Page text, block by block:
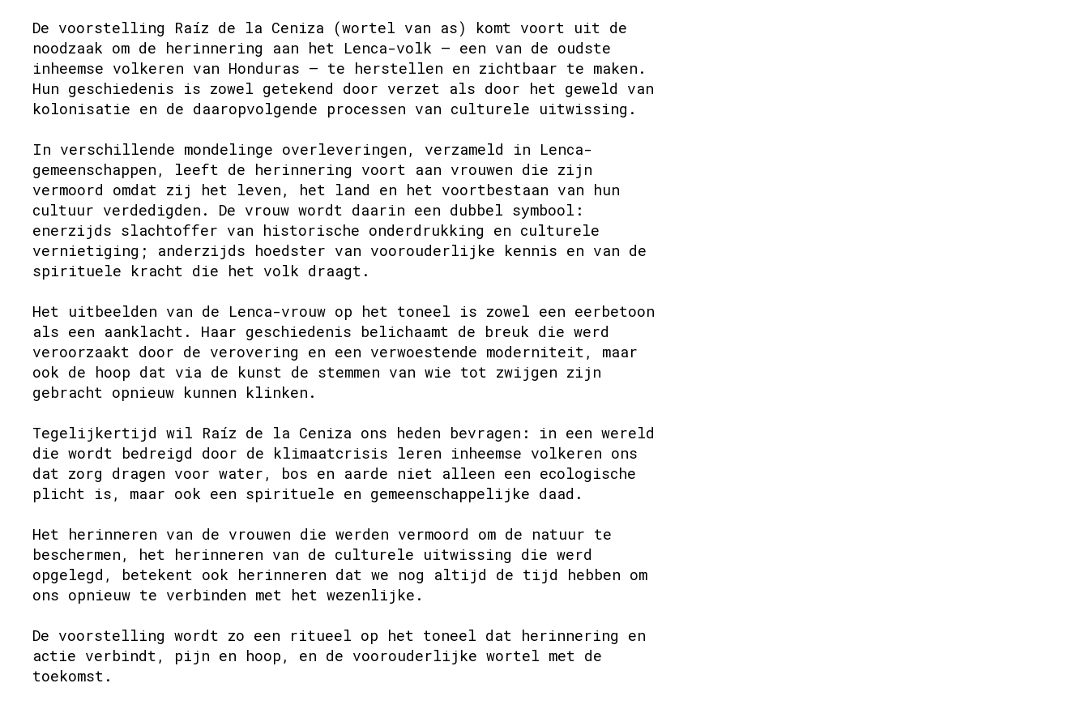
De voorstelling Raíz de la Ceniza (wortel van as) komt voort uit de
noodzaak om de herinnering aan het Lenca-volk – een van de oudste
inheemse volkeren van Honduras – te herstellen en zichtbaar te maken.
Hun geschiedenis is zowel getekend door verzet als door het geweld van
kolonisatie en de daaropvolgende processen van culturele uitwissing.
In verschillende mondelinge overleveringen, verzameld in Lenca-
gemeenschappen, leeft de herinnering voort aan vrouwen die zijn
vermoord omdat zij het leven, het land en het voortbestaan van hun
cultuur verdedigden. De vrouw wordt daarin een dubbel symbool:
enerzijds slachtoffer van historische onderdrukking en culturele
vernietiging; anderzijds hoedster van voorouderlijke kennis en van de
spirituele kracht die het volk draagt.
Het uitbeelden van de Lenca-vrouw op het toneel is zowel een eerbetoon
als een aanklacht. Haar geschiedenis belichaamt de breuk die werd
veroorzaakt door de verovering en een verwoestende moderniteit, maar
ook de hoop dat via de kunst de stemmen van wie tot zwijgen zijn
gebracht opnieuw kunnen klinken.
Tegelijkertijd wil Raíz de la Ceniza ons heden bevragen: in een wereld
die wordt bedreigd door de klimaatcrisis leren inheemse volkeren ons
dat zorg dragen voor water, bos en aarde niet alleen een ecologische
plicht is, maar ook een spirituele en gemeenschappelijke daad.
Het herinneren van de vrouwen die werden vermoord om de natuur te
beschermen, het herinneren van de culturele uitwissing die werd
opgelegd, betekent ook herinneren dat we nog altijd de tijd hebben om
ons opnieuw te verbinden met het wezenlijke.
De voorstelling wordt zo een ritueel op het toneel dat herinnering en
actie verbindt, pijn en hoop, en de voorouderlijke wortel met de
toekomst.